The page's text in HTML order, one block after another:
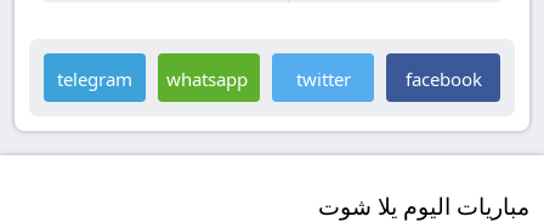
facebook
twitter
whatsapp
telegram
مباريات اليوم يلا شوت